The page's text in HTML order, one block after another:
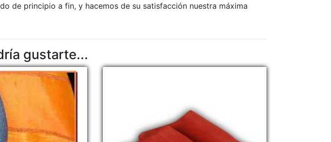
de principio a fin, y hacemos de su satisfacción nuestra máxima
gustarte...